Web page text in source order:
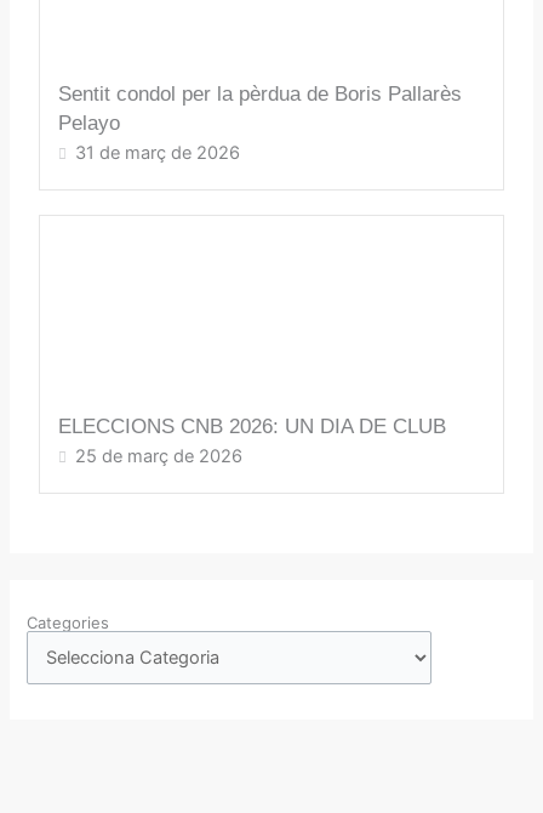
Sentit condol per la pèrdua de Boris Pallarès
Pelayo
31 de març de 2026
ELECCIONS CNB 2026: UN DIA DE CLUB
25 de març de 2026
Categories